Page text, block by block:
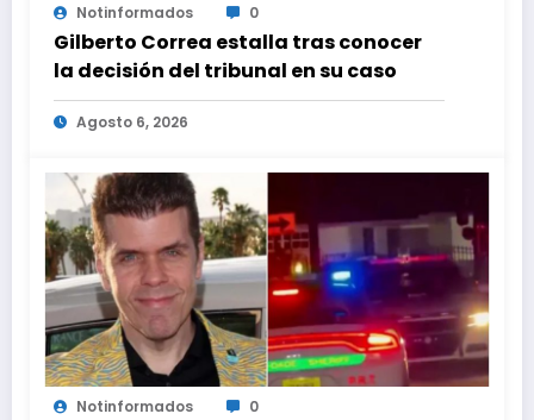
Notinformados 0
Gilberto Correa estalla tras conocer
la decisión del tribunal en su caso
Agosto 6, 2026
Notinformados 0